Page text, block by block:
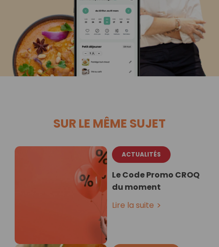
SUR LE MÊME SUJET
ACTUALITÉS
Le Code Promo CROQ
du moment
Lire la suite